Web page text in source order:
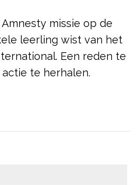
missie op de
leerling wist van het
Een reden te
te herhalen.